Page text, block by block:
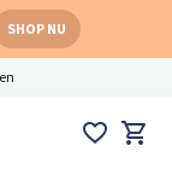
SHOP NU